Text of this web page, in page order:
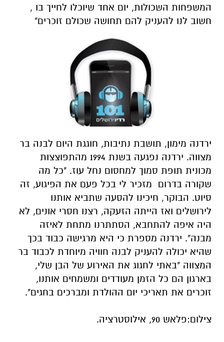
המשפחות השכולות, יום אחד שיוכלו לחייך בו ,
חשוב לנו להעניק להם תחושה שכולם זוכרים"
ירדנה מימון, תושבת נתיבות, חוגגת היום לבנה בר
מצווה. ירדנה נפגעה בשנת 1994 מהתפוצצות
מכונית תופת סמוך למחסום נחל עוז. "כל מה
שקורה בדרום מזכיר לי בכל פעם את הפיגוע, זה
סיוט. הבוקר, חיכינו להסעה שתביא אותנו
לירושלים ואז הייתה הזעקה, רצנו חסרי אונים, לא
היה איפה להתחבא, הסתתרנו מתחת לאיזה
מבנה". ירדנה מספרת כי היא מרגישה כבוד בכך
שהיא יכולה להעניק לבנה חוויה מיוחדת לכבוד בר
המצווה "באתי לחגוג את האירוע של הבן שלי,
בארגון הם כל הזמן מעודדים ומשמחים אותנו,
זוכרים את תאריכי יום ההולדת ומברכים בחגים".
צילום:פלאש 90, אילוסטרציה.